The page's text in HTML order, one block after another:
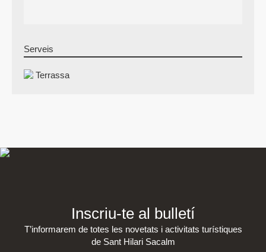
Serveis
Terrassa
Inscriu-te al bulletí
T’informarem de totes les novetats i activitats turístiques
de Sant Hilari Sacalm